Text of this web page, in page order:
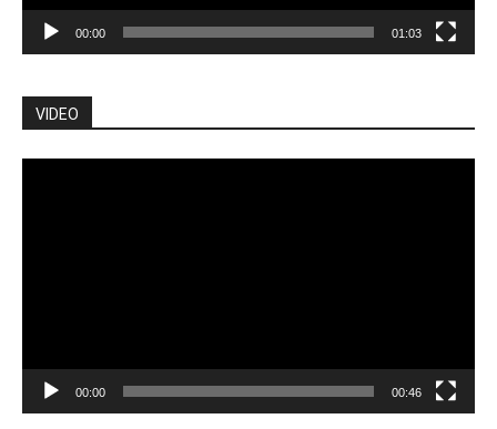
00:00 01:03
VIDEO
00:00 00:46